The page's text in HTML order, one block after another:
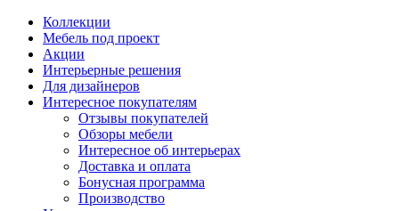
Коллекции
Мебель под проект
Акции
Интерьерные решения
Для дизайнеров
Интересное покупателям
Отзывы покупателей
Обзоры мебели
Интересное об интерьерах
Доставка и оплата
Бонусная программа
Производство